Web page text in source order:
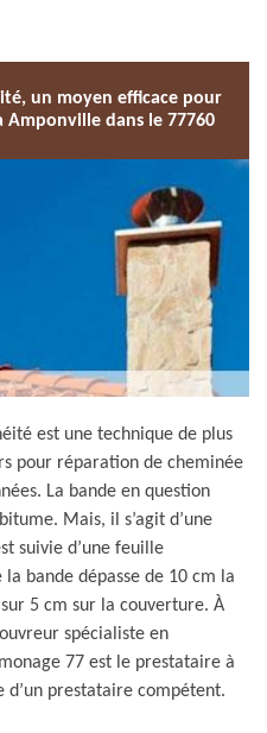
un moyen efficace pour
dans le 77760
est une technique de plus
pour réparation de cheminée
La bande en question
Mais, il s’agit d’une
suivie d’une feuille
bande dépasse de 10 cm la
5 cm sur la couverture. À
spécialiste en
77 est le prestataire à
d’un prestataire compétent.